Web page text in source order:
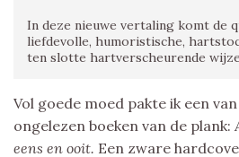
In deze nieuwe vertaling komt de
liefdevolle, humoristische,
ten slotte hartverscheurende
Vol goede moed pakte ik een
ongelezen boeken van de plank:
eens en ooit. Een zware